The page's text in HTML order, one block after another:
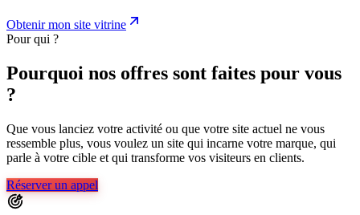
Obtenir mon site vitrine
Pour qui ?
Pourquoi nos offres sont faites pour vous
?
Que vous lanciez votre activité ou que votre site actuel ne vous
ressemble plus, vous voulez un site qui incarne votre marque, qui
parle à votre cible et qui transforme vos visiteurs en clients.
Réserver un appel